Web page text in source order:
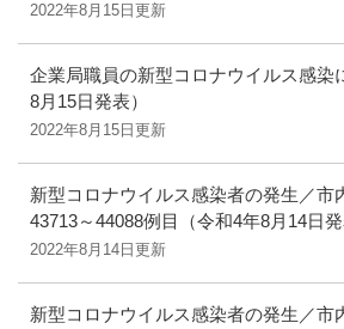
2022年8月15日更新
企業局職員の新型コロナウイルス感染
8月15日発表）
2022年8月15日更新
新型コロナウイルス感染者の発生／市
43713～44088例目（令和4年8月14日発
2022年8月14日更新
新型コロナウイルス感染者の発生／市